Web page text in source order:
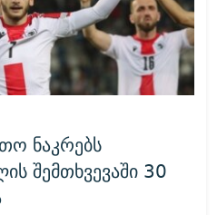
ნაკრებს
შემთხვევაში 30